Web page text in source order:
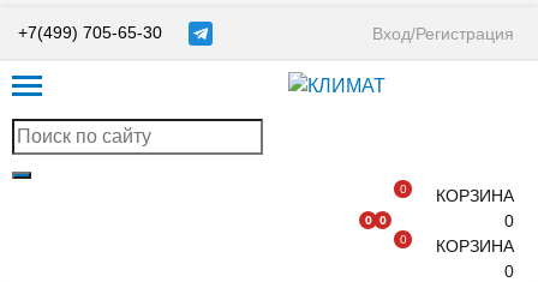
+7(499) 705-65-30 Вход/Регистрация
0 0
0
КОРЗИНА
0
0
КОРЗИНА
0